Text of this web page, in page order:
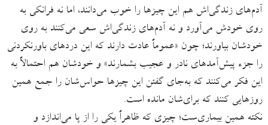
آدم‌های زندگی‌اش هم این چیزها را خوب می‌دانند، اما نه فرانکی به
روی خودش می‌آورد و نه آدم‌های زندگی‌اش سعی می‌‌کنند به روی
خودشان بیاورند؛ چون «عموماً عادت دارند که این دردهای باورنکردنی
را جزء پیش‌آمدهای نادر و عجیب بشمارند» و خودشان هم احتمالاً به
این فکر می‌کنند که به‌جای گفتن این چیزها حواس‌شان را جمع همین
روزهایی کنند که برای‌شان مانده است.
نکته همین بیماری‌ست؛ چیزی که ظاهراً یکی را از پا می‌اندازد و